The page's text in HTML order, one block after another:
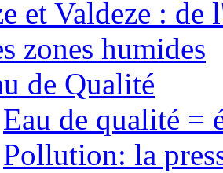
et Valdeze : de
zones humides
de Qualité
Eau de qualité =
Pollution: la